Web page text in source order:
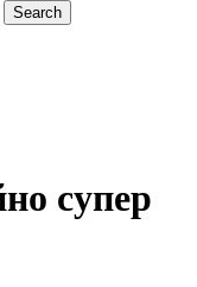
Search
супер